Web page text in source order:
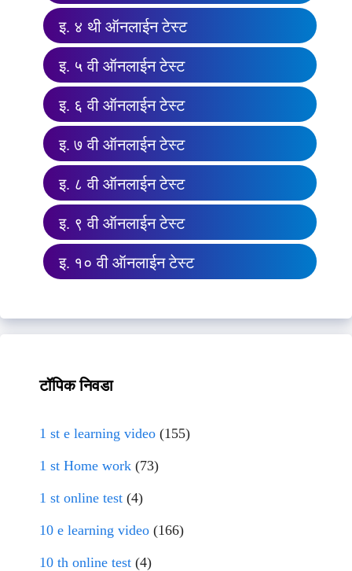
इ. ४ थी ऑनलाईन टेस्ट
इ. ५ वी ऑनलाईन टेस्ट
इ. ६ वी ऑनलाईन टेस्ट
इ. ७ वी ऑनलाईन टेस्ट
इ. ८ वी ऑनलाईन टेस्ट
इ. ९ वी ऑनलाईन टेस्ट
इ. १० वी ऑनलाईन टेस्ट
टॉपिक निवडा
1 st e learning video (155)
1 st Home work (73)
1 st online test (4)
10 e learning video (166)
10 th online test (4)